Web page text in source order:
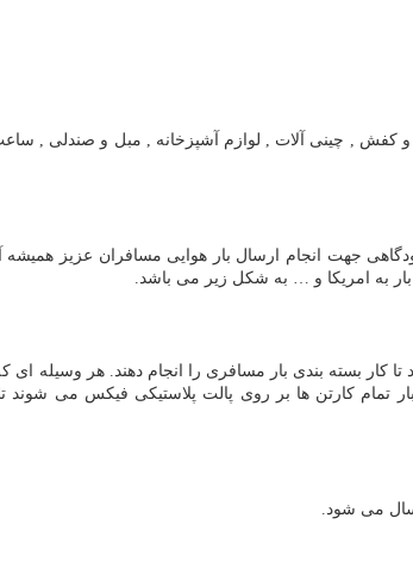
, چینی آلات , لوازم آشپزخانه , مبل و صندلی ,
جهت انجام ارسال بار هوایی مسافران عزیز
به امریکا و … به شکل زیر می باشد.
کار بسته بندی بار مسافری را انجام دهند. هر وسیله
کارتن ها بر روی پالت پلاستیکی فیکس می شوند تا
می شود.